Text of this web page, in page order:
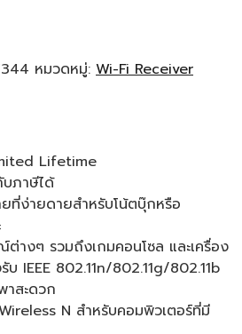
หมวดหมู่: Wi-Fi Receiver
Lifetime
ภาษีได้
ยที่ง่ายดายสำหรับโน้ตบุ๊กหรือ
างๆ รวมถึงเกมคอนโซล และเครื่อง
IEEE 802.11n/802.11g/802.11b
สะดวก
N สำหรับคอมพิวเตอร์ที่มี